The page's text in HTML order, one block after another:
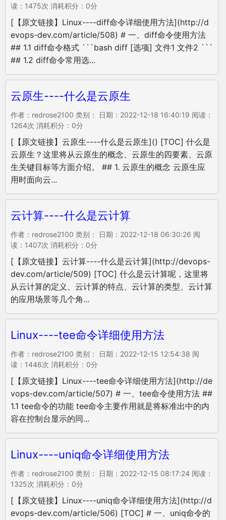
读：1475次 消耗积分：0分
[【原文链接】Linux----diff命令详细使用方法](http://d
evops-dev.com/article/508) # 一、diff命令使用方法
## 1.1 diff命令格式 ```bash diff [选项] 文件1 文件2 ```
## 1.2 diff命令常用选...
云原生----什么是云原生
作者：redrose2100 类别： 日期：2022-12-18 16:40:19 阅读：
1264次 消耗积分：0分
[【原文链接】云原生----什么是云原生]() [TOC] 什么是
云原生？这里将从云原生的概念、云原生的四要素、云原
生关键目标等方面介绍。 ## 1. 云原生的概念 云原生应
用时面向云...
云计算----什么是云计算
作者：redrose2100 类别： 日期：2022-12-18 06:30:26 阅
读：1407次 消耗积分：0分
[【原文链接】云计算----什么是云计算](http://devops-
dev.com/article/509) [TOC] 什么是云计算呢，这里将
从云计算的定义、云计算的特点、云计算的类型、云计算
的应用场景等几个角...
Linux----tee命令详细使用方法
作者：redrose2100 类别： 日期：2022-12-15 12:54:38 阅
读：1446次 消耗积分：0分
[【原文链接】Linux----tee命令详细使用方法](http://de
vops-dev.com/article/507) # 一、tee命令使用方法 ##
1.1 tee命令的功能 tee命令主要作用就是将标准出中的内
容在控制台显示的同...
Linux----uniq命令详细使用方法
作者：redrose2100 类别： 日期：2022-12-15 08:17:24 阅读：
1325次 消耗积分：0分
[【原文链接】Linux----uniq命令详细使用方法](http://d
evops-dev.com/article/506) [TOC] # 一、uniq命令的